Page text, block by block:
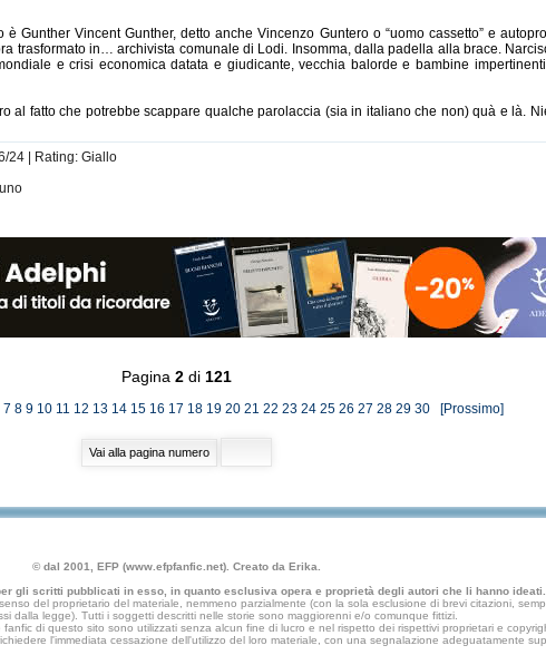
Gunther Vincent Gunther, detto anche Vincenzo Guntero o “uomo cassetto” e
trasformato in… archivista comunale di Lodi. Insomma, dalla padella alla brace.
e crisi economica datata e giudicante, vecchia balorde e bambine
al fatto che potrebbe scappare qualche parolaccia (sia in italiano che non) quà e là.
24 | Rating: Giallo
Pagina 2di 121
7 8 9 10 11 12 13 14 15 16 17 18 19 20 21 22 23 24 25 26 27 28 29 30 [Prossimo]
© dal 2001, EFP (www.efpfanfic.net). Creato da Erika.
gli scritti pubblicati in esso, in quanto esclusiva opera e proprietà degli autori che li hanno ideati.
del proprietario del materiale, nemmeno parzialmente (con la sola esclusione di brevi citazioni,
dalla legge). Tutti i soggetti descritti nelle storie sono maggiorenni e/o comunque fittizi.
di questo sito sono utilizzati senza alcun fine di lucro e nel rispetto dei rispettivi proprietari e
l'immediata cessazione dell'utilizzo del loro materiale, con una segnalazione adeguatamente